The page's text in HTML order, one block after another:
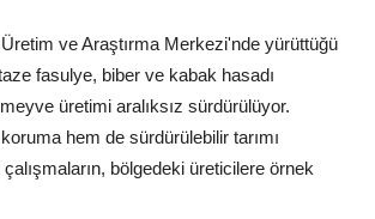
ve Araştırma Merkezi'nde yürüttüğü
fasulye, biber ve kabak hasadı
üretimi aralıksız sürdürülüyor.
hem de sürdürülebilir tarımı
çalışmaların, bölgedeki üreticilere örnek